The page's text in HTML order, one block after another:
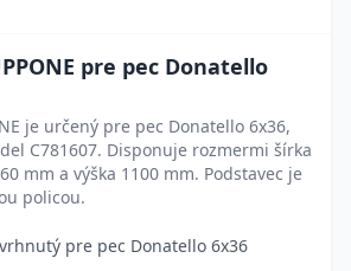
pre pec Donatello
je určený pre pec Donatello 6x36,
C781607. Disponuje rozmermi šírka
mm a výška 1100 mm. Podstavec je
policou.
pre pec Donatello 6x36